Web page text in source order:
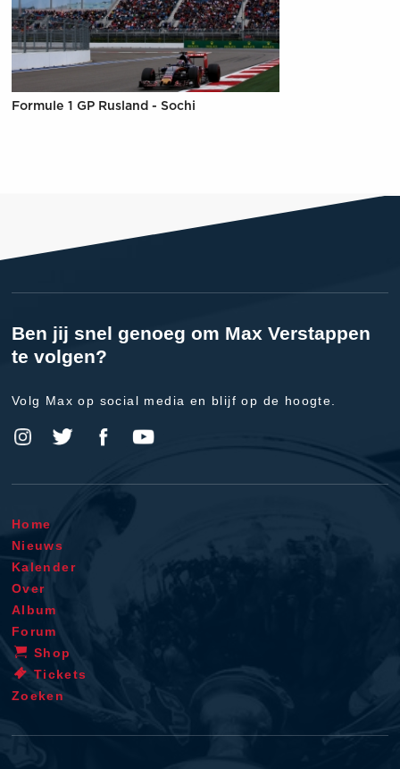
Formule 1 GP Rusland - Sochi
Ben jij snel genoeg om Max Verstappen
te volgen?
Volg Max op social media en blijf op de hoogte.
Home
Nieuws
Kalender
Over
Album
Forum
Shop
Tickets
Zoeken